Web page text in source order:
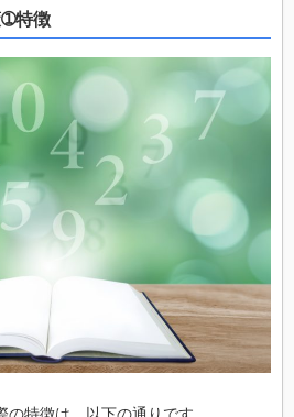
➀特徴
特徴は、以下の通りです。